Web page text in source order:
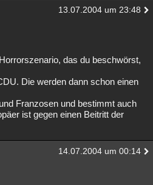
13.07.2004 um 23:48
das du beschwörst,
Die werden dann schon einen
Franzosen und bestimmt auch
ist gegen einen Beitritt der
14.07.2004 um 00:14